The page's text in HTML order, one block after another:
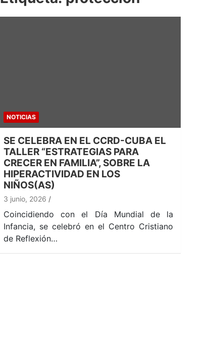
NOTICIAS
SE CELEBRA EN EL CCRD-CUBA EL
TALLER “ESTRATEGIAS PARA
CRECER EN FAMILIA”, SOBRE LA
HIPERACTIVIDAD EN LOS
NIÑOS(AS)
3 junio, 2026
Coincidiendo con el Día Mundial de la
Infancia, se celebró en el Centro Cristiano
de Reflexión…